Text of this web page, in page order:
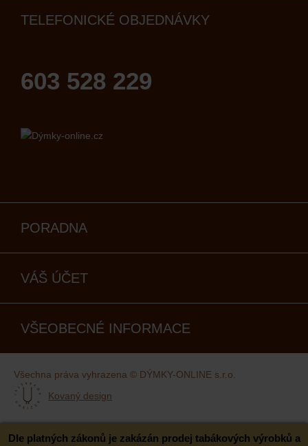
TELEFONICKÉ OBJEDNÁVKY
603 528 229
PORADNA
VÁŠ ÚČET
VŠEOBECNÉ INFORMACE
Všechna práva vyhrazena © DÝMKY-ONLINE s.r.o.
Kovaný design
Dle platných zákonů je zakázán prodej tabákových výrobků a